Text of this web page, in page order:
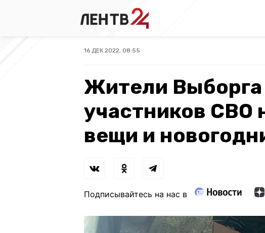
16 ДЕК 2022, 08:55
Жители Выборга
участников СВО
вещи и
Подписывайтесь на нас в